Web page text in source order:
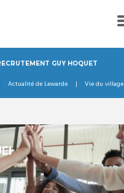
GUY HOQUET
Actualité de Lewarde Vie du village